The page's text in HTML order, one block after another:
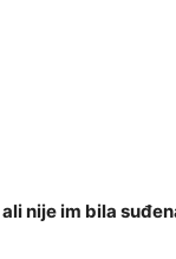
nije im bila